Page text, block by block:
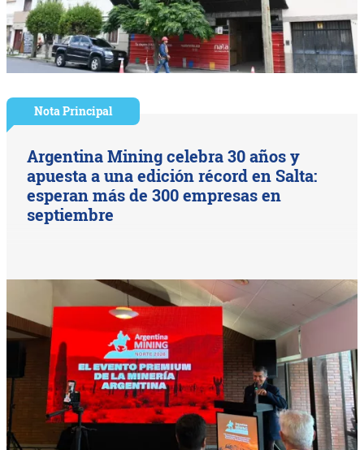
Nota Principal
Argentina Mining celebra 30 años y
apuesta a una edición récord en Salta:
esperan más de 300 empresas en
septiembre